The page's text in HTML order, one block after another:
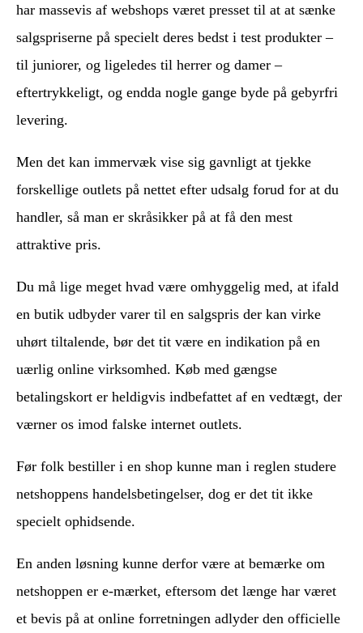
har massevis af webshops været presset til at at sænke
salgspriserne på specielt deres bedst i test produkter –
til juniorer, og ligeledes til herrer og damer –
eftertrykkeligt, og endda nogle gange byde på gebyrfri
levering.
Men det kan immervæk vise sig gavnligt at tjekke
forskellige outlets på nettet efter udsalg forud for at du
handler, så man er skråsikker på at få den mest
attraktive pris.
Du må lige meget hvad være omhyggelig med, at ifald
en butik udbyder varer til en salgspris der kan virke
uhørt tiltalende, bør det tit være en indikation på en
uærlig online virksomhed. Køb med gængse
betalingskort er heldigvis indbefattet af en vedtægt, der
værner os imod falske internet outlets.
Før folk bestiller i en shop kunne man i reglen studere
netshoppens handelsbetingelser, dog er det tit ikke
specielt ophidsende.
En anden løsning kunne derfor være at bemærke om
netshoppen er e-mærket, eftersom det længe har været
et bevis på at online forretningen adlyder den officielle